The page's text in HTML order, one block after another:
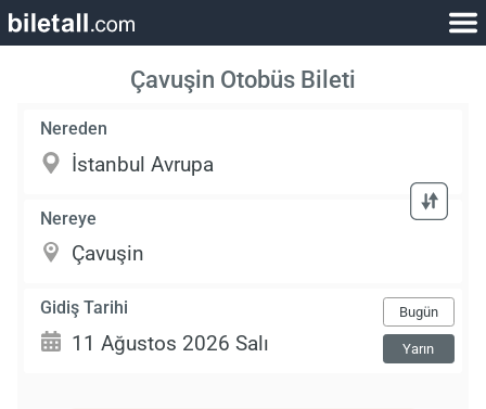
Çavuşin Otobüs Bileti
Nereden
Nereye
Gidiş Tarihi Bugün
Yarın